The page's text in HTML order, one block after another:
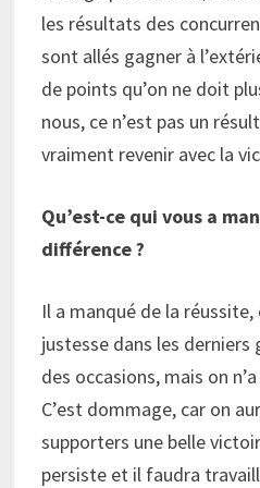
les résultats des
sont allés gagner à
de points qu’on ne doit
nous, ce n’est pas un
vraiment revenir avec la
Qu’est-ce qui vous a
différence ?
Il a manqué de la
justesse dans les derniers
des occasions, mais on
C’est dommage, car on
supporters une belle
persiste et il faudra